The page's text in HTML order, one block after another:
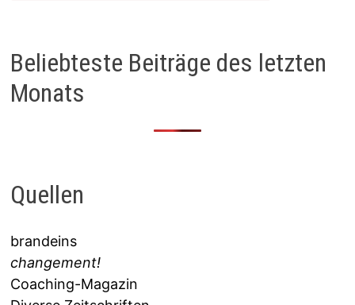
Beliebteste Beiträge des letzten
Monats
Quellen
brandeins
changement!
Coaching-Magazin